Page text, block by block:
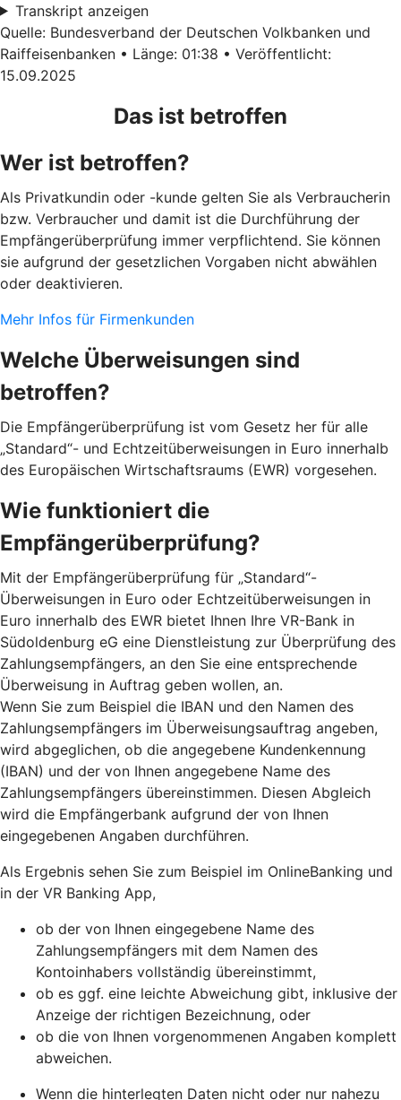
Transkript anzeigen
Quelle: Bundesverband der Deutschen Volkbanken und
Raiffeisenbanken • Länge: 01:38 • Veröffentlicht:
15.09.2025
Das ist betroffen
Wer ist betroffen?
Als Privatkundin oder -kunde gelten Sie als Verbraucherin
bzw. Verbraucher und damit ist die Durchführung der
Empfängerüberprüfung immer verpflichtend. Sie können
sie aufgrund der gesetzlichen Vorgaben nicht abwählen
oder deaktivieren.
Mehr Infos für Firmenkunden
Welche Überweisungen sind
betroffen?
Die Empfängerüberprüfung ist vom Gesetz her für alle
„Standard“- und Echtzeitüberweisungen in Euro innerhalb
des Europäischen Wirtschaftsraums (EWR) vorgesehen.
Wie funktioniert die
Empfängerüberprüfung?
Mit der Empfängerüberprüfung für „Standard“-
Überweisungen in Euro oder Echtzeitüberweisungen in
Euro innerhalb des EWR bietet Ihnen Ihre VR-Bank in
Südoldenburg eG eine Dienstleistung zur Überprüfung des
Zahlungsempfängers, an den Sie eine entsprechende
Überweisung in Auftrag geben wollen, an.
Wenn Sie zum Beispiel die IBAN und den Namen des
Zahlungsempfängers im Überweisungsauftrag angeben,
wird abgeglichen, ob die angegebene Kundenkennung
(IBAN) und der von Ihnen angegebene Name des
Zahlungsempfängers übereinstimmen. Diesen Abgleich
wird die Empfängerbank aufgrund der von Ihnen
eingegebenen Angaben durchführen.
Als Ergebnis sehen Sie zum Beispiel im OnlineBanking und
in der VR Banking App,
ob der von Ihnen eingegebene Name des
Zahlungsempfängers mit dem Namen des
Kontoinhabers vollständig übereinstimmt,
ob es ggf. eine leichte Abweichung gibt, inklusive der
Anzeige der richtigen Bezeichnung, oder
ob die von Ihnen vorgenommenen Angaben komplett
abweichen.
Wenn die hinterlegten Daten nicht oder nur nahezu